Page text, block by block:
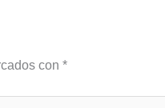
con *